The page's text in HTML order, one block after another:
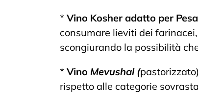
* Vino Kosher adatto per
consumare lieviti dei
scongiurando la possibilità
* Vino Mevushal (
rispetto alle categorie